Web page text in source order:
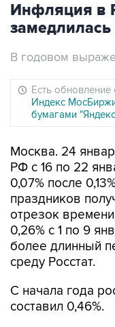
Инфляция в
замедлилась
В годовом
Есть обновление
Индекс
бумагами
Москва. 24
РФ с 16 по 22
0,07% после
праздников
отрезок
0,26% с 1 по 9
более длинный
среду Росстат.
С начала года
составил 0,46%.